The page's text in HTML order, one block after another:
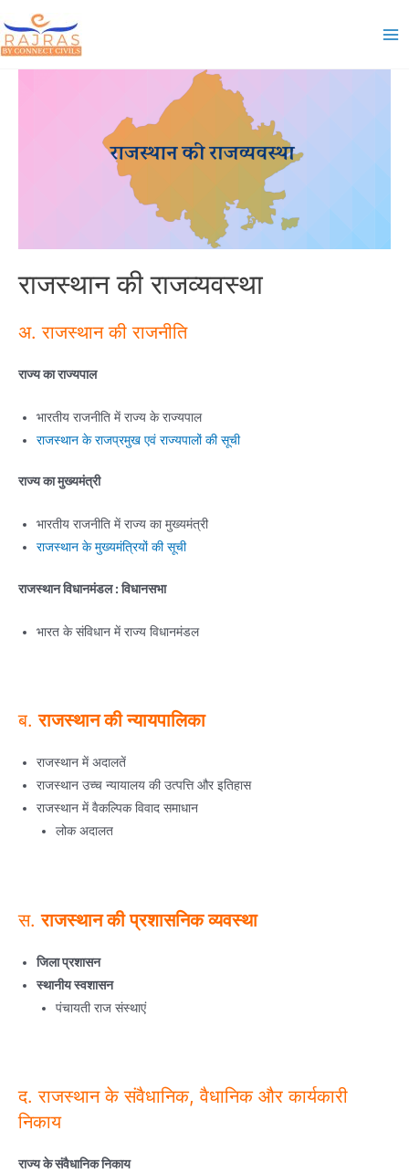
to
content
राजस्थान की राजव्यवस्था
अ. राजस्थान की राजनीति
राज्य का राज्यपाल
भारतीय राजनीति में राज्य के राज्यपाल
राजस्थान के राजप्रमुख एवं राज्यपालों की सूची
राज्य का मुख्यमंत्री
भारतीय राजनीति में राज्य का मुख्यमंत्री
राजस्थान के मुख्यमंत्रियों की सूची
राजस्थान विधानमंडल : विधानसभा
भारत के संविधान में राज्य विधानमंडल
ब.राजस्थान की न्यायपालिका
राजस्थान में अदालतें
राजस्थान उच्च न्यायालय की उत्पत्ति और इतिहास
राजस्थान में वैकल्पिक विवाद समाधान
लोक अदालत
स.राजस्थान की प्रशासनिक व्यवस्था
जिला प्रशासन
स्थानीय स्वशासन
पंचायती राज संस्थाएं
द. राजस्थान के संवैधानिक, वैधानिक और कार्यकारी
निकाय
राज्य के संवैधानिक निकाय